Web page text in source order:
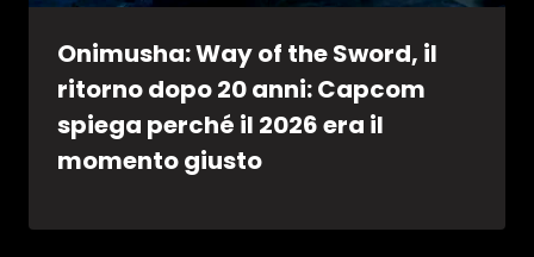
Onimusha: Way of the Sword, il
ritorno dopo 20 anni: Capcom
spiega perché il 2026 era il
momento giusto